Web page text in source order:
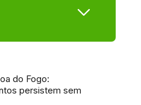
do Fogo:
persistem sem